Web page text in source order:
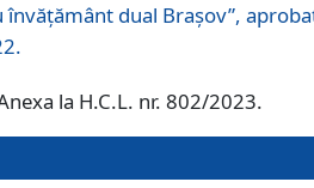
dual Brașov”,
la H.C.L. nr. 802/2023.